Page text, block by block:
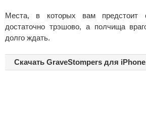
Места, в которых вам предстоит
достаточно трэшово, а полчища
долго ждать.
Скачать GraveStompers для